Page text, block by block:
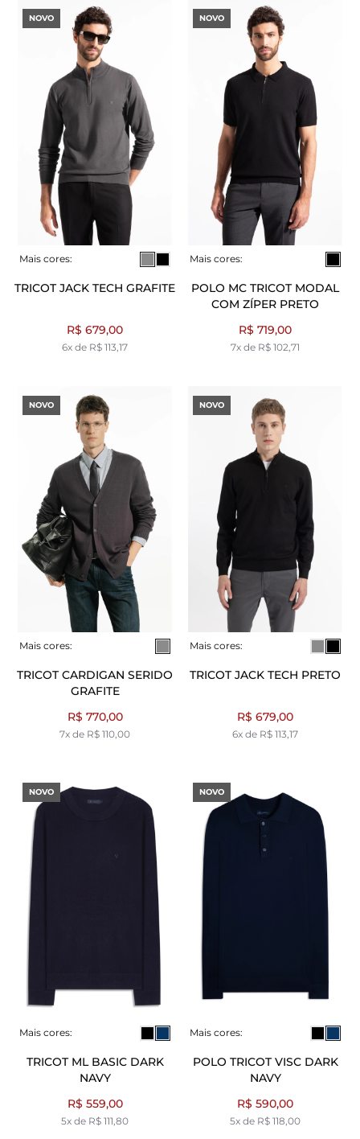
Mais cores:
TRICOT JACK TECH GRAFITE
R$ 679,00
6x de R$ 113,17
NOVO
Mais cores:
POLO MC TRICOT MODAL
COM ZÍPER PRETO
R$ 719,00
7x de R$ 102,71
NOVO
Mais cores:
TRICOT CARDIGAN SERIDO
GRAFITE
R$ 770,00
7x de R$ 110,00
NOVO
Mais cores:
TRICOT JACK TECH PRETO
R$ 679,00
6x de R$ 113,17
NOVO
Mais cores:
TRICOT ML BASIC DARK
NAVY
R$ 559,00
5x de R$ 111,80
NOVO
Mais cores:
POLO TRICOT VISC DARK
NAVY
R$ 590,00
5x de R$ 118,00
NOVO